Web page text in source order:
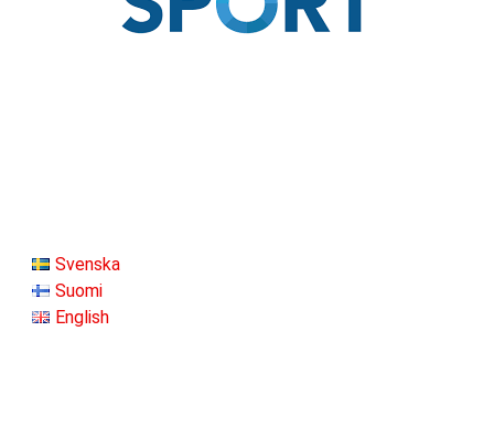
Svenska
Suomi
English